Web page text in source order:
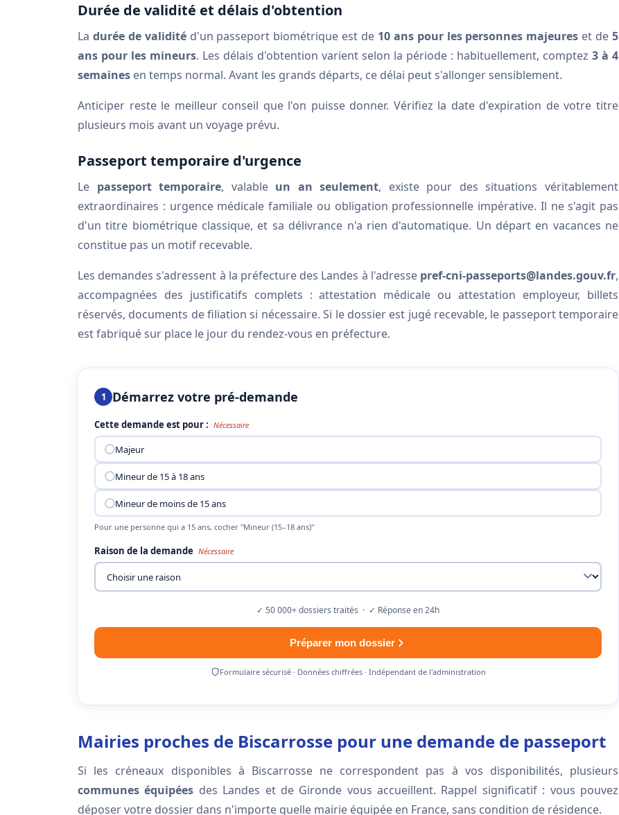
Durée de validité et délais d'obtention
La durée de validitéd'un passeport biométrique est de 10 ans pour les personnes majeures et de5
ans pour les mineurs. Les délais d'obtention varient selon la période : habituellement, comptez 3 à 4
semaines en temps normal. Avant les grands départs, ce délai peut s'allonger sensiblement.
Anticiper reste le meilleur conseil que l'on puisse donner. Vérifiez la date d'expiration de votre titre
plusieurs mois avant un voyage prévu.
Passeport temporaire d'urgence
Le passeport temporaire, valable un an seulement, existe pour des situations véritablement
extraordinaires : urgence médicale familiale ou obligation professionnelle impérative. Il ne s'agit pas
d'un titre biométrique classique, et sa délivrance n'a rien d'automatique. Un départ en vacances ne
constitue pas un motif recevable.
Les demandes s'adressent à la préfecture des Landes à l'adresse pref-cni-passeports@landes.gouv.fr,
accompagnées des justificatifs complets : attestation médicale ou attestation employeur, billets
réservés, documents de filiation si nécessaire. Si le dossier est jugé recevable, le passeport temporaire
est fabriqué sur place le jour du rendez-vous en préfecture.
1 Démarrez votre pré-demande
Cette demande est pour : Nécessaire
Majeur
Mineur de 15 à 18 ans
Mineur de moins de 15 ans
Pour une personne qui a 15 ans, cocher "Mineur (15–18 ans)"
Raison de la demande Nécessaire
✓ 50 000+ dossiers traités · ✓ Réponse en 24h
Préparer mon dossier
Formulaire sécurisé · Données chiffrées · Indépendant de l'administration
Mairies proches de Biscarrosse pour une demande de passeport
Si les créneaux disponibles à Biscarrosse ne correspondent pas à vos disponibilités, plusieurs
communes équipées des Landes et de Gironde vous accueillent. Rappel significatif : vous pouvez
déposer votre dossier dans n'importe quelle mairie équipée en France, sans condition de résidence.